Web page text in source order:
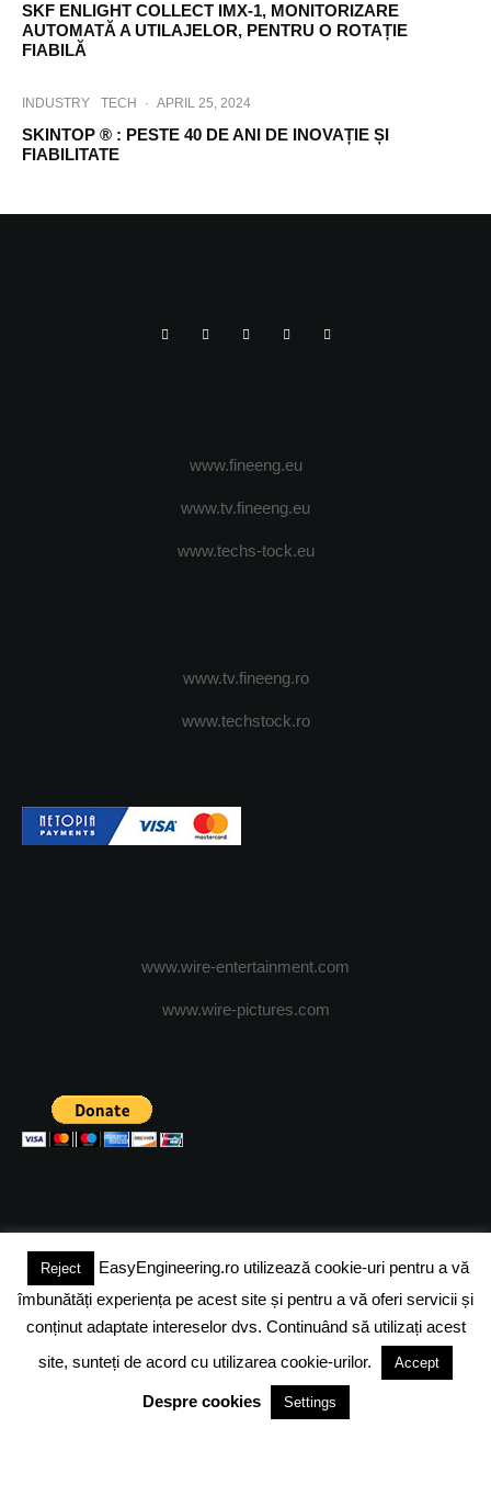
SKF ENLIGHT COLLECT IMX-1, MONITORIZARE
AUTOMATĂ A UTILAJELOR, PENTRU O ROTAȚIE
FIABILĂ
INDUSTRY TECH · APRIL 25, 2024
SKINTOP ® : PESTE 40 DE ANI DE INOVAȚIE ȘI
FIABILITATE
www.fineeng.eu
www.tv.fineeng.eu
www.techs-tock.eu
www.tv.fineeng.ro
www.techstock.ro
www.wire-entertainment.com
www.wire-pictures.com
(c) 2024 - FineEngineeringMagazine. All rights reserved.
DESPRE NOI ADVERTISING JOBS DESPRE COOKIES
POLITICA DE CONFIDENTIALITATE TERMENI SI CONDITII
Reject
EasyEngineering.ro utilizează cookie-uri pentru a vă
îmbunătăți experiența pe acest site și pentru a vă oferi servicii și
conținut adaptate intereselor dvs. Continuând să utilizați acest
site, sunteți de acord cu utilizarea cookie-urilor.
Accept
Despre cookies Settings